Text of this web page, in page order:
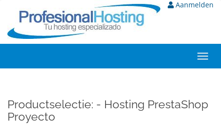
Aanmelden
Productselectie: - Hosting PrestaShop
Proyecto